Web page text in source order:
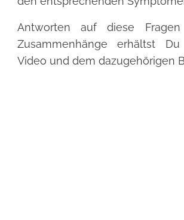
Antworten auf diese
Zusammenhänge erhältst
Video und dem dazugehörigen